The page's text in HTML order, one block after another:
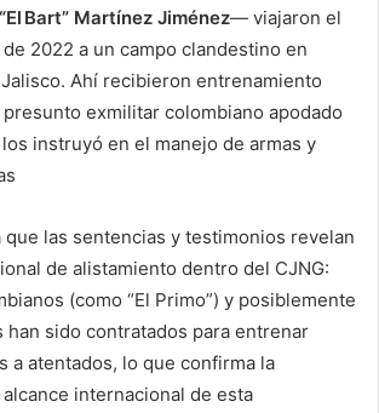
Bart” Martínez Jiménez— viajaron el
2022 a un campo clandestino en
Ahí recibieron entrenamiento
exmilitar colombiano apodado
instruyó en el manejo de armas y
que las sentencias y testimonios revelan
de alistamiento dentro del CJNG:
(como “El Primo”) y posiblemente
han sido contratados para entrenar
a atentados, lo que confirma la
internacional de esta